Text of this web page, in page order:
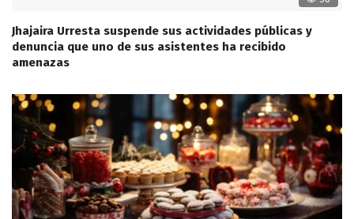
Jhajaira Urresta suspende sus actividades públicas y
denuncia que uno de sus asistentes ha recibido
amenazas